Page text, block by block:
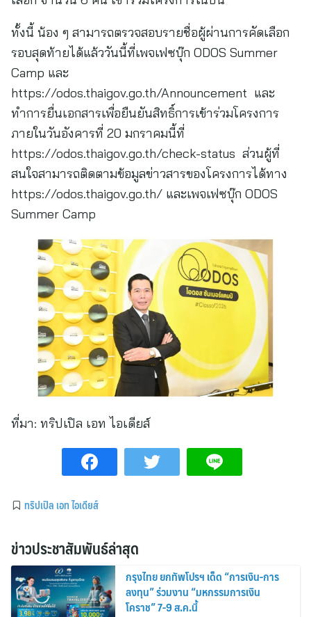
ทั้งนี้ น้อง ๆ สามารถตรวจสอบรายชื่อผู้ผ่านการคัดเลือก
รอบสุดท้ายได้แล้ววันนี้ที่เพจเฟซบุ๊ก ODOS Summer
Camp และ
https://odos.thaigov.go.th/Announcement และ
ทำการยื่นเอกสารเพื่อยืนยันสิทธิ์การเข้าร่วมโครงการ
ภายในวันอังคารที่ 20 มกราคมนี้ที่
https://odos.thaigov.go.th/check-status ส่วนผู้ที่
สนใจสามารถติดตามข้อมูลข่าวสารของโครงการได้ทาง
https://odos.thaigov.go.th/ และเพจเฟซบุ๊ก ODOS
Summer Camp
ที่มา: ทริปเปิล เอท ไอเดียส์
ทริปเปิล เอท ไอเดียส์
ข่าวประชาสัมพันธ์ล่าสุด
กรุงไทย ยกทัพโปรฯ เด็ด “การเงิน-การ
ลงทุน” ร่วมงาน “มหกรรมการเงิน
โคราช” 7-9 ส.ค.นี้